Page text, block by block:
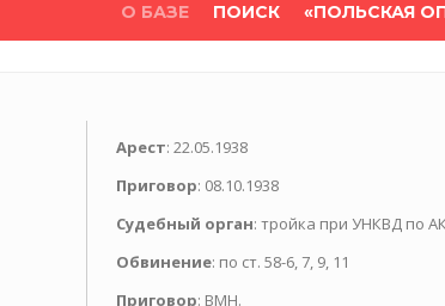
О БАЗЕ ПОИСК «ПОЛЬСКАЯ
Арест: 22.05.1938
Приговор: 08.10.1938
Судебный орган: тройка при УНКВД по АК
Обвинение: по ст. 58-6, 7, 9, 11
Приговор: ВМН.